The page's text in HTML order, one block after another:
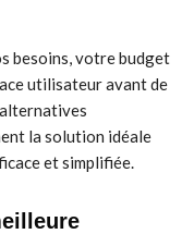
besoins, votre budget
utilisateur avant de
la solution idéale
et simplifiée.